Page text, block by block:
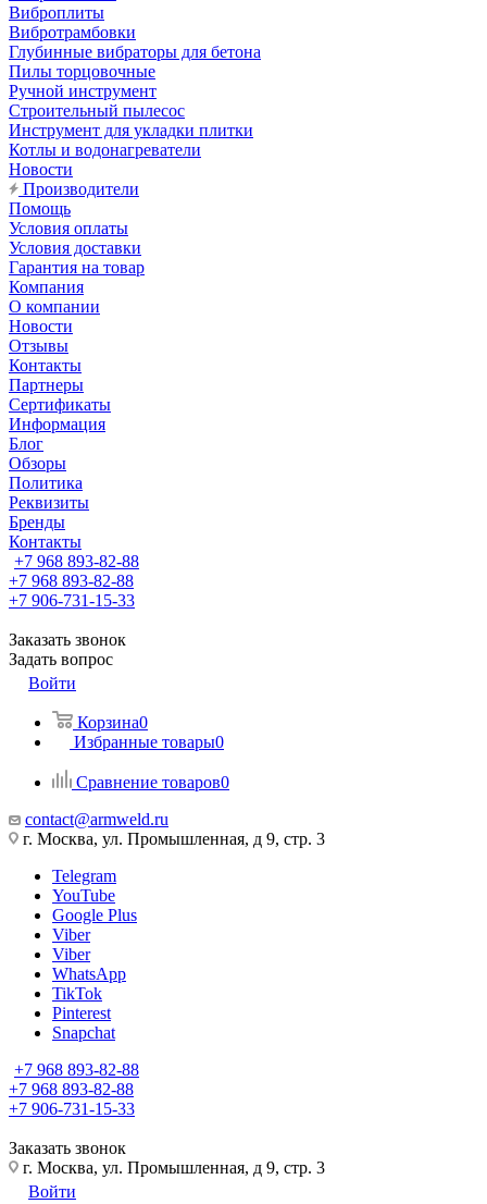
Виброплиты
Вибротрамбовки
Глубинные вибраторы для бетона
Пилы торцовочные
Ручной инструмент
Строительный пылесос
Инструмент для укладки плитки
Котлы и водонагреватели
Новости
Производители
Помощь
Условия оплаты
Условия доставки
Гарантия на товар
Компания
О компании
Новости
Отзывы
Контакты
Партнеры
Сертификаты
Информация
Блог
Обзоры
Политика
Реквизиты
Бренды
Контакты
+7 968 893-82-88
+7 968 893-82-88
+7 906-731-15-33
Заказать звонок
Задать вопрос
Войти
Корзина0
Избранные товары0
Сравнение товаров0
contact@armweld.ru
г. Москва, ул. Промышленная, д 9, стр. 3
Telegram
YouTube
Google Plus
Viber
Viber
WhatsApp
TikTok
Pinterest
Snapchat
+7 968 893-82-88
+7 968 893-82-88
+7 906-731-15-33
Заказать звонок
г. Москва, ул. Промышленная, д 9, стр. 3
Войти